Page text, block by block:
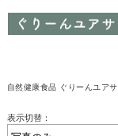
自然健康食品 ぐりーんユアサ
表示切替：